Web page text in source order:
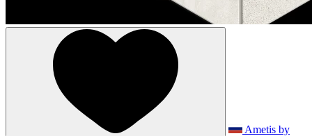
Ametis by